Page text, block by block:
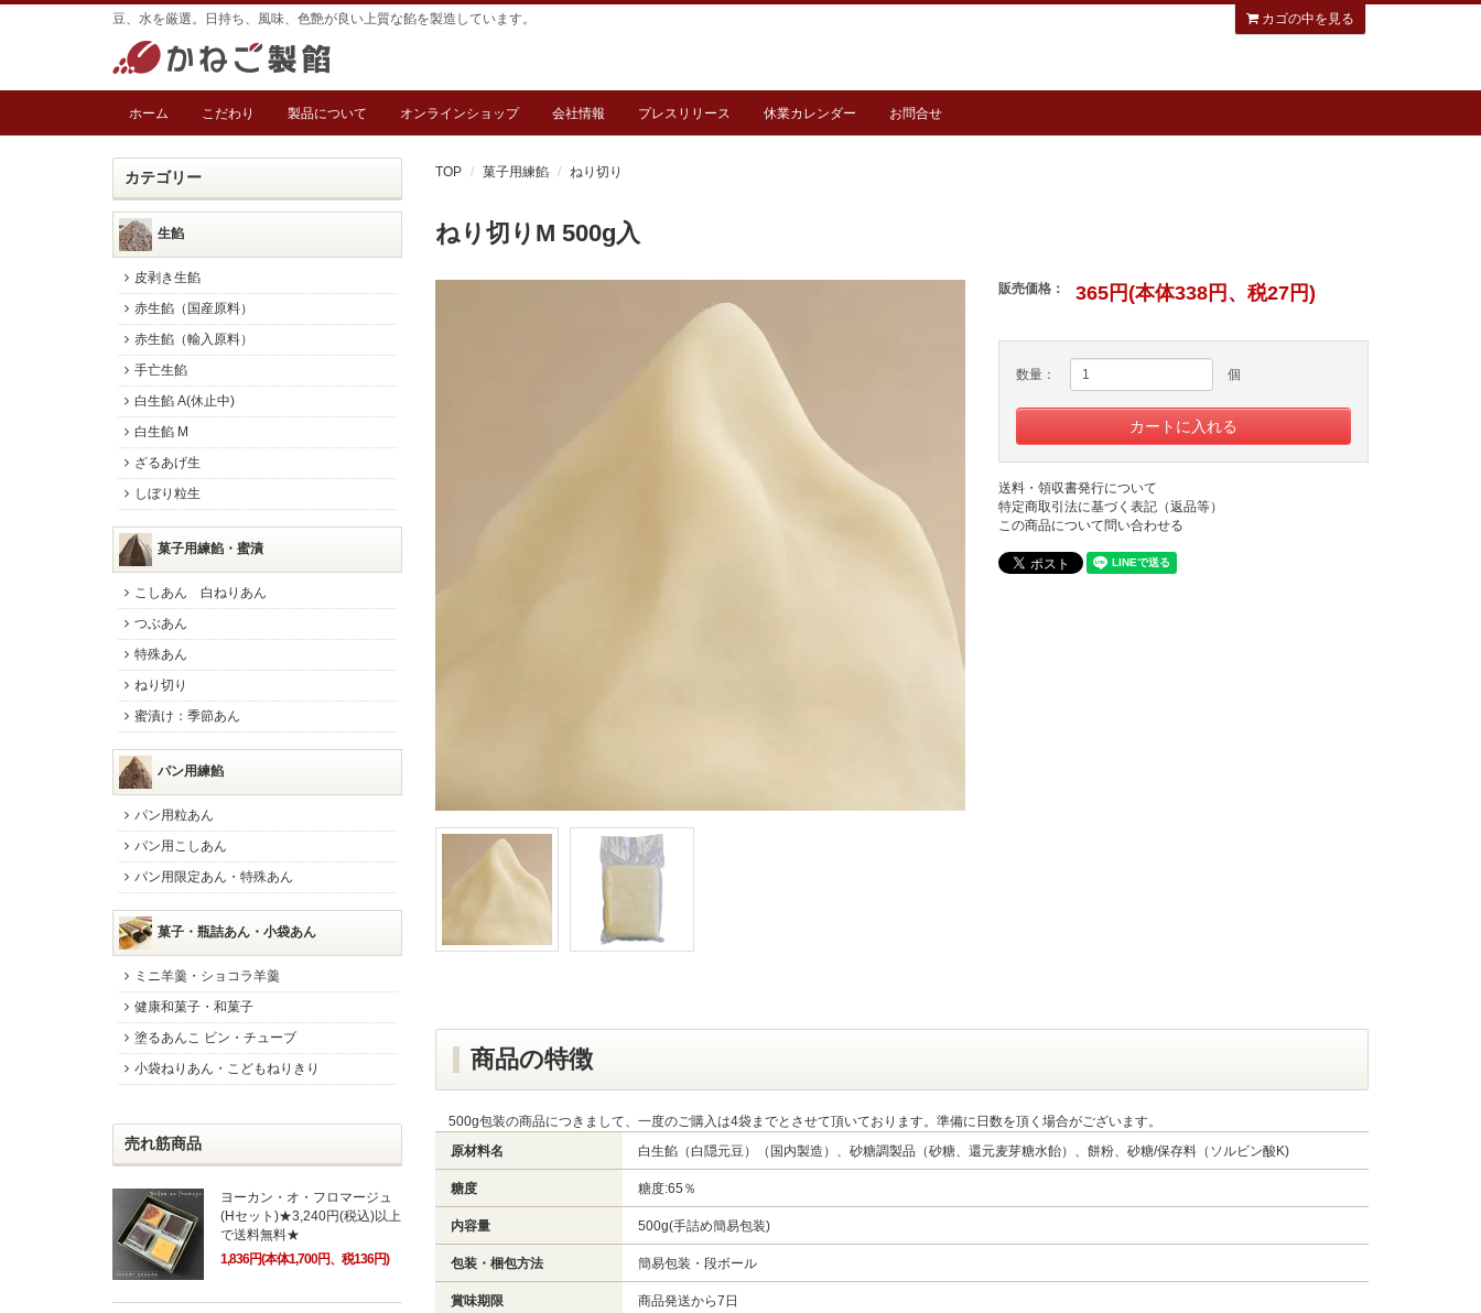
豆、水を厳選。日持ち、風味、色艶が良い上質な餡を製造しています。 カゴの中を見る
ホーム こだわり 製品について オンラインショップ 会社情報 プレスリリース 休業カレンダー お問合せ
TOP 菓子用練餡 ねり切り
ねり切りM 500g入
販売価格： 365円(本体338円、税27円)
数量： 個
送料・領収書発行について
特定商取引法に基づく表記（返品等）
この商品について問い合わせる
商品の特徴
500g包装の商品につきまして、一度のご購入は4袋までとさせて頂いております。準備に日数を頂く場合がございます。
原材料名
白生餡（白隠元豆）（国内製造）、砂糖調製品（砂糖、還元麦芽糖水飴）、餅粉、砂糖/保存料（ソルビン酸K)
糖度 糖度:65％
内容量 500g(手詰め簡易包装)
包装・梱包方法 簡易包装・段ボール
賞味期限 商品発送から7日
カテゴリー
生餡
皮剥き生餡
赤生餡（国産原料）
赤生餡（輸入原料）
手亡生餡
白生餡 A(休止中)
白生餡 M
ざるあげ生
しぼり粒生
菓子用練餡・蜜漬
こしあん 白ねりあん
つぶあん
特殊あん
ねり切り
蜜漬け：季節あん
パン用練餡
パン用粒あん
パン用こしあん
パン用限定あん・特殊あん
菓子・瓶詰あん・小袋あん
ミニ羊羹・ショコラ羊羹
健康和菓子・和菓子
塗るあんこ ビン・チューブ
小袋ねりあん・こどもねりきり
売れ筋商品
ヨーカン・オ・フロマージュ
(Hセット)★3,240円(税込)以上
で送料無料★
1,836円(本体1,700円、税136円)